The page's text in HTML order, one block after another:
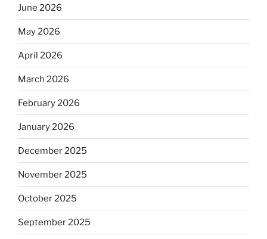
June 2026
May 2026
April 2026
March 2026
February 2026
January 2026
December 2025
November 2025
October 2025
September 2025